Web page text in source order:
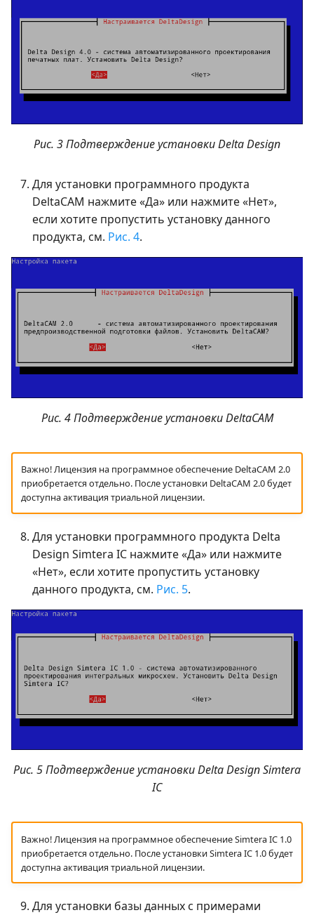
Рис. 3 Подтверждение установки Delta Design
Для установки программного продукта
DeltaCAM нажмите «Да» или нажмите «Нет»,
если хотите пропустить установку данного
продукта, см. Рис. 4.
Рис. 4 Подтверждение установки DeltaCAM
Важно! Лицензия на программное обеспечение DeltaCAM 2.0
приобретается отдельно. После установки DeltaCAM 2.0 будет
доступна активация триальной лицензии.
Для установки программного продукта Delta
Design Simtera IC нажмите «Да» или нажмите
«Нет», если хотите пропустить установку
данного продукта, см. Рис. 5.
Рис. 5 Подтверждение установки Delta Design Simtera
IC
Важно! Лицензия на программное обеспечение Simtera IC 1.0
приобретается отдельно. После установки Simtera IC 1.0 будет
доступна активация триальной лицензии.
Для установки базы данных с примерами